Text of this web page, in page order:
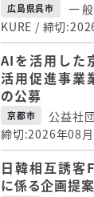
広島県呉市
一
KURE / 締切
AIを活用した
活用促進事業
の公募
京都市
公益社
締切:2026年08
日韓相互誘客
に係る企画提